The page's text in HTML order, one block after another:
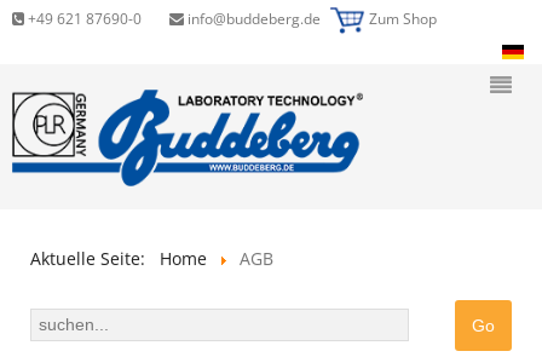
+49 621 87690-0 info@buddeberg.de Zum Shop
Aktuelle Seite: Home AGB